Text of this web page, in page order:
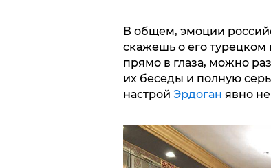
В общем, эмоции
скажешь о его турецком
прямо в глаза, можно
их беседы и полную
настрой Эрдоган явно